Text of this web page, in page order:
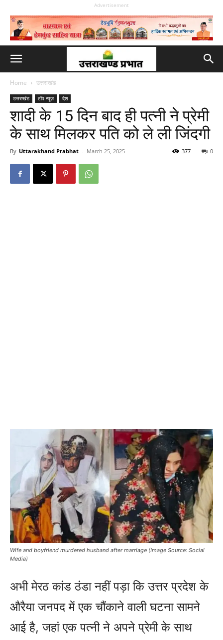
Advertisement
Home उत्तराखंड
उत्तराखंड टॉप न्यूज़ देश
शादी के 15 दिन बाद ही पत्नी ने प्रेमी
के साथ मिलकर पति को ले ली जिंदगी
By Uttarakhand Prabhat - March 25, 2025 0
377
Wife and boyfriend murdered husband after marriage (Image Source: Social
Media)
अभी मेरठ कांड ठंडा नहीं पड़ा कि उत्तर प्रदेश के
औरैया जनपद में एक चौंकाने वाली घटना सामने
आई है, जहां एक पत्नी ने अपने प्रेमी के साथ